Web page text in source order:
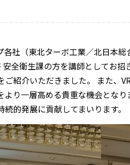
社（東北ターボ工業／北日本
全衛生課の方を講師としてお
紹介いただきました。 また、
り一層高める貴重な機会とな
的発展に貢献してまいります。